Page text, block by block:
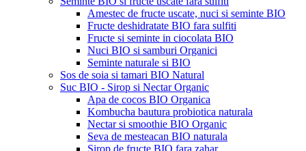
Amestec de fructe uscate, nuci si seminte BIO
Fructe deshidratate BIO fara sulfiti
Fructe si seminte in ciocolata BIO
Nuci BIO si samburi Organici
Seminte naturale si BIO
Sos de soia si tamari BIO Natural
Suc BIO - Sirop si Nectar Organic
Apa de cocos BIO Organica
Kombucha bautura probiotica naturala
Nectar si smoothie BIO Organic
Seva de mesteacan BIO naturala
Sirop de fructe BIO fara zahar